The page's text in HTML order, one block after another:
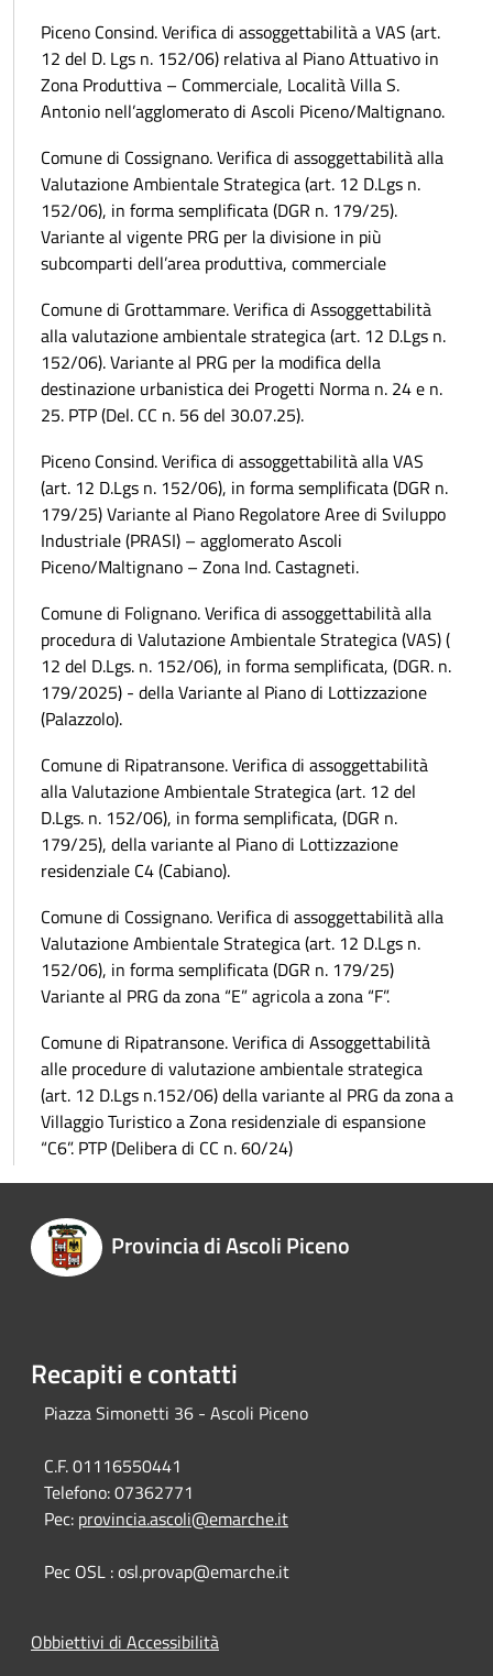
Piceno Consind. Verifica di assoggettabilità a VAS (art.
12 del D. Lgs n. 152/06) relativa al Piano Attuativo in
Zona Produttiva – Commerciale, Località Villa S.
Antonio nell’agglomerato di Ascoli Piceno/Maltignano.
Comune di Cossignano. Verifica di assoggettabilità alla
Valutazione Ambientale Strategica (art. 12 D.Lgs n.
152/06), in forma semplificata (DGR n. 179/25).
Variante al vigente PRG per la divisione in più
subcomparti dell’area produttiva, commerciale
Comune di Grottammare. Verifica di Assoggettabilità
alla valutazione ambientale strategica (art. 12 D.Lgs n.
152/06). Variante al PRG per la modifica della
destinazione urbanistica dei Progetti Norma n. 24 e n.
25. PTP (Del. CC n. 56 del 30.07.25).
Piceno Consind. Verifica di assoggettabilità alla VAS
(art. 12 D.Lgs n. 152/06), in forma semplificata (DGR n.
179/25) Variante al Piano Regolatore Aree di Sviluppo
Industriale (PRASI) – agglomerato Ascoli
Piceno/Maltignano – Zona Ind. Castagneti.
Comune di Folignano. Verifica di assoggettabilità alla
procedura di Valutazione Ambientale Strategica (VAS) (
12 del D.Lgs. n. 152/06), in forma semplificata, (DGR. n.
179/2025) - della Variante al Piano di Lottizzazione
(Palazzolo).
Comune di Ripatransone. Verifica di assoggettabilità
alla Valutazione Ambientale Strategica (art. 12 del
D.Lgs. n. 152/06), in forma semplificata, (DGR n.
179/25), della variante al Piano di Lottizzazione
residenziale C4 (Cabiano).
Comune di Cossignano. Verifica di assoggettabilità alla
Valutazione Ambientale Strategica (art. 12 D.Lgs n.
152/06), in forma semplificata (DGR n. 179/25)
Variante al PRG da zona “E” agricola a zona “F”.
Comune di Ripatransone. Verifica di Assoggettabilità
alle procedure di valutazione ambientale strategica
(art. 12 D.Lgs n.152/06) della variante al PRG da zona a
Villaggio Turistico a Zona residenziale di espansione
“C6”. PTP (Delibera di CC n. 60/24)
Provincia di Ascoli Piceno
Recapiti e contatti
Piazza Simonetti 36 - Ascoli Piceno
C.F. 01116550441
Telefono:07362771
Pec: provincia.ascoli@emarche.it
Pec OSL : osl.provap@emarche.it
Obbiettivi di Accessibilità